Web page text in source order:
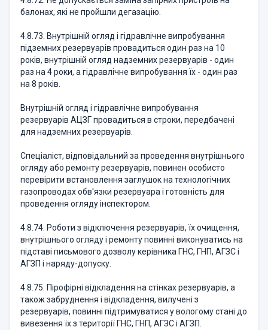
балонах, які не пройшли дегазацію.
4.8.73. Внутрішній огляд і гідравлічне випробування
підземних резервуарів провадиться один раз на 10
років, внутрішній огляд надземних резервуарів - один
раз на 4 роки, а гідравлічне випробування їх - один раз
на 8 років.
Внутрішній огляд і гідравлічне випробування
резервуарів АЦЗГ провадиться в строки, передбачені
для надземних резервуарів.
Спеціаліст, відповідальний за проведення внутрішнього
огляду або ремонту резервуарів, повинен особисто
перевірити встановлення заглушок на технологічних
газопроводах обв'язки резервуара і готовність для
проведення огляду інспектором.
4.8.74. Роботи з відключення резервуарів, їх очищення,
внутрішнього огляду і ремонту повинні виконуватись на
підставі письмового дозволу керівника ГНС, ГНП, АГЗС і
АГЗП і наряду-допуску.
4.8.75. Пірофірні відкладення на стінках резервуарів, а
також забруднення і відкладення, вилучені з
резервуарів, повинні підтримуватися у вологому стані до
вивезення їх з території ГНС, ГНП, АГЗС і АГЗП.